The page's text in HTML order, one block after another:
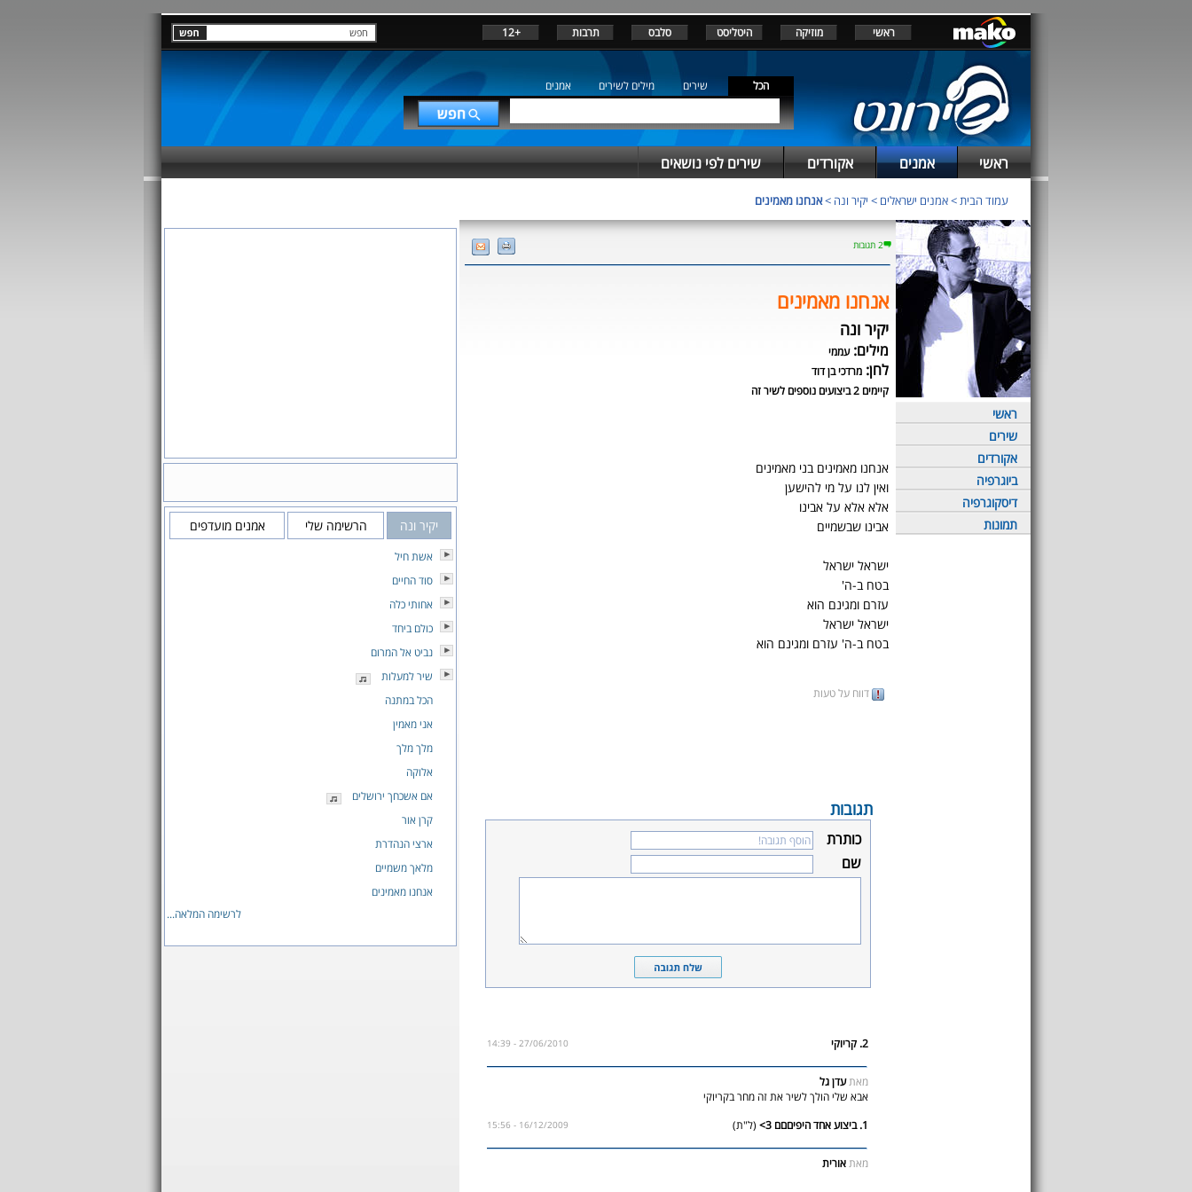
ראשי מוזיקה היטליסט סלבס תרבות +12
הכל שירים מילים לשירים אמנים
ראשי אמנים אקורדים שירים לפי נושאים
עמוד הבית>אמנים ישראלים > יקיר ונה >אנחנו מאמינים
ראשי
שירים
אקורדים
ביוגרפיה
דיסקוגרפיה
תמונות
2 תגובות
אנחנו מאמינים
יקיר ונה
מילים:עממי
לחן: מרדכי בן דוד
קיימים 2 ביצועים נוספים לשיר זה
אנחנו מאמינים בני מאמינים
ואין לנו על מי להישען
אלא אלא על אבינו
אבינו שבשמיים
ישראל ישראל
בטח ב-ה'
עזרם ומגינם הוא
ישראל ישראל
בטח ב-ה' עזרם ומגינם הוא
דווח על טעות
תגובות
כותרת
שם
2. קריוקי 27/06/2010 - 14:39
מאתעדן גל
אבא שלי הולך לשיר את זה מחר בקריוקי
1. ביצוע אחד היפיםםם 3>
(ל"ת) 16/12/2009 - 15:56
מאתאורית
יקיר ונה הרשימה שלי אמנים מועדפים
אשת חיל
סוד החיים
אחותי כלה
כולם ביחד
נביט אל המרום
שיר למעלות
הכל במתנה
אני מאמין
מלך מלך
אלוקה
אם אשכחך ירושלים
קרן אור
ארצי הנהדרת
מלאך משמיים
אנחנו מאמינים
לרשימה המלאה...